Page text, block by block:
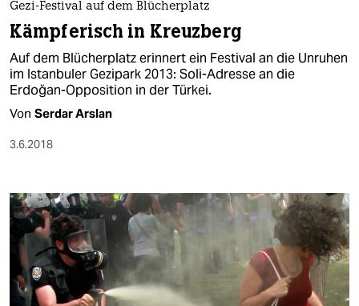
Gezi-Festival auf dem Blücherplatz
Kämpferisch in Kreuzberg
Auf dem Blücherplatz erinnert ein Festival an die Unruhen
im Istanbuler Gezipark 2013: Soli-Adresse an die
Erdoğan-Opposition in der Türkei.
Von Serdar Arslan
3.6.2018